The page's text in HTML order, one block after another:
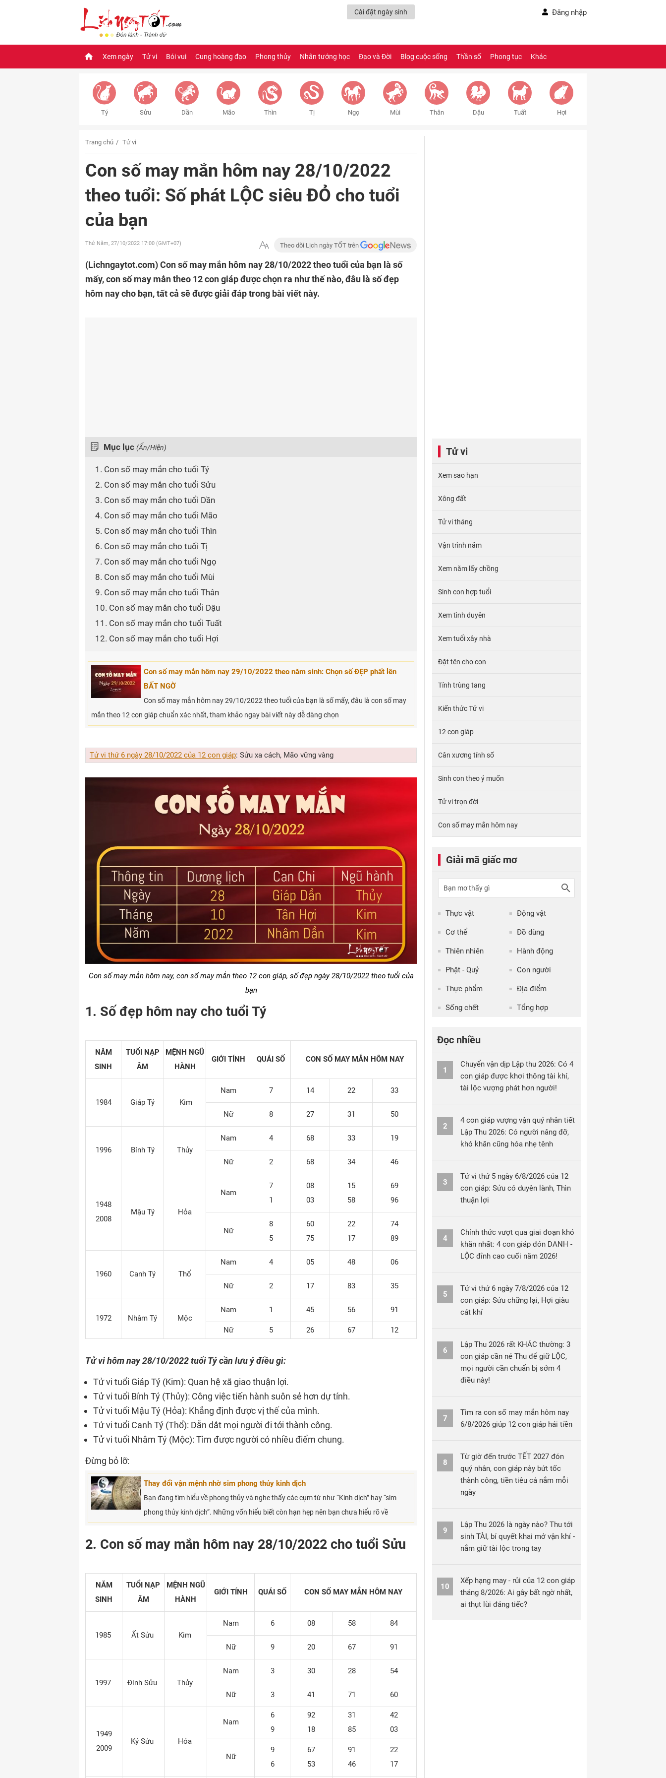
Cài đặt ngày sinh Đăng nhập
Xem ngày Tử vi Bói vui Cung hoàng đạo Phong thủy Nhân tướng học Đạo và Đời Blog cuộc sống Thần số Phong tục Khác
Tý Sửu Dần Mão Thìn Tị Ngọ Mùi Thân Dậu Tuất Hợi
Trang chủ Tử vi
Con số may mắn hôm nay 28/10/2022
theo tuổi: Số phát LỘC siêu ĐỎ cho tuổi
của bạn
Thứ Năm, 27/10/2022 17:00 (GMT+07) Theo dõi Lịch ngày TỐT trên
(Lichngaytot.com)Con số may mắn hôm nay 28/10/2022 theo tuổi của bạn là số
mấy, con số may mắn theo 12 con giáp được chọn ra như thế nào, đâu là số đẹp
hôm nay cho bạn, tất cả sẽ được giải đáp trong bài viết này.
Mục lục (Ẩn/Hiện)
1. Con số may mắn cho tuổi Tý
2. Con số may mắn cho tuổi Sửu
3. Con số may mắn cho tuổi Dần
4. Con số may mắn cho tuổi Mão
5. Con số may mắn cho tuổi Thìn
6. Con số may mắn cho tuổi Tị
7. Con số may mắn cho tuổi Ngọ
8. Con số may mắn cho tuổi Mùi
9. Con số may mắn cho tuổi Thân
10. Con số may mắn cho tuổi Dậu
11. Con số may mắn cho tuổi Tuất
12. Con số may mắn cho tuổi Hợi
Con số may mắn hôm nay 29/10/2022 theo năm sinh: Chọn số ĐẸP phất lên
BẤT NGỜ
Con số may mắn hôm nay 29/10/2022 theo tuổi của bạn là số mấy, đâu là con số may
mắn theo 12 con giáp chuẩn xác nhất, tham khảo ngay bài viết này dễ dàng chọn
Tử vi thứ 6 ngày 28/10/2022 của 12 con giáp: Sửu xa cách, Mão vững vàng
Con số may mắn hôm nay, con số may mắn theo 12 con giáp, số đẹp ngày 28/10/2022 theo tuổi của
bạn
1. Số đẹp hôm nay cho tuổi Tý
NĂM
SINH
TUỔI NẠP
ÂM
MỆNH NGŨ
HÀNH
GIỚI TÍNH QUÁI SỐ CON SỐ MAY MẮN HÔM NAY
1984 Giáp Tý Kim
Nam 7 14 22 33
Nữ 8 27 31 50
1996 Bính Tý Thủy
Nam 4 68 33 19
Nữ 2 68 34 46
1948
2008
Mậu Tý Hỏa
Nam
7
1
08
03
15
58
69
96
Nữ
8
5
60
75
22
17
74
89
1960 Canh Tý Thổ
Nam 4 05 48 06
Nữ 2 17 83 35
1972 Nhâm Tý Mộc
Nam 1 45 56 91
Nữ 5 26 67 12
Tử vi hôm nay 28/10/2022 tuổi Tý cần lưu ý điều gì:
Tử vi tuổi Giáp Tý (Kim): Quan hệ xã giao thuận lợi.
Tử vi tuổi Bính Tý (Thủy): Công việc tiến hành suôn sẻ hơn dự tính.
Tử vi tuổi Mậu Tý (Hỏa): Khẳng định được vị thế của mình.
Tử vi tuổi Canh Tý (Thổ): Dẫn dắt mọi người đi tới thành công.
Tử vi tuổi Nhâm Tý (Mộc): Tìm được người có nhiều điểm chung.
Đừng bỏ lỡ:
Thay đổi vận mệnh nhờ sim phong thủy kinh dịch
Bạn đang tìm hiểu về phong thủy và nghe thấy các cụm từ như “Kinh dịch” hay “sim
phong thủy kinh dịch”. Những vốn hiểu biết còn hạn hẹp nên bạn chưa hiểu rõ về
2. Con số may mắn hôm nay 28/10/2022 cho tuổi Sửu
NĂM
SINH
TUỔI NẠP
ÂM
MỆNH NGŨ
HÀNH
GIỚI TÍNH QUÁI SỐ CON SỐ MAY MẮN HÔM NAY
1985 Ất Sửu Kim
Nam 6 08 58 84
Nữ 9 20 67 91
1997 Đinh Sửu Thủy
Nam 3 30 28 54
Nữ 3 41 71 60
1949
2009
Kỷ Sửu Hỏa
Nam
6
9
92
18
31
85
42
03
Nữ
9
6
67
53
91
46
22
17
Tử vi
Xem sao hạn
Xông đất
Tử vi tháng
Vận trình năm
Xem năm lấy chồng
Sinh con hợp tuổi
Xem tình duyên
Xem tuổi xây nhà
Đặt tên cho con
Tính trùng tang
Kiến thức Tử vi
12 con giáp
Cân xương tính số
Sinh con theo ý muốn
Tử vi trọn đời
Con số may mắn hôm nay
Giải mã giấc mơ
Thực vật Động vật
Cơ thể Đồ dùng
Thiên nhiên Hành động
Phật - Quỷ Con người
Thực phẩm Địa điểm
Sống chết Tổng hợp
Đọc nhiều
1
Chuyển vận dịp Lập thu 2026: Có 4
con giáp được khơi thông tài khí,
tài lộc vượng phát hơn người!
2
4 con giáp vượng vận quý nhân tiết
Lập Thu 2026: Có người nâng đỡ,
khó khăn cũng hóa nhẹ tênh
3
Tử vi thứ 5 ngày 6/8/2026 của 12
con giáp: Sửu có duyên lành, Thìn
thuận lợi
4
Chính thức vượt qua giai đoạn khó
khăn nhất: 4 con giáp đón DANH -
LỘC đỉnh cao cuối năm 2026!
5
Tử vi thứ 6 ngày 7/8/2026 của 12
con giáp: Sửu chững lại, Hợi giàu
cát khí
6
Lập Thu 2026 rất KHÁC thường: 3
con giáp cần né Thu để giữ LỘC,
mọi người cần chuẩn bị sớm 4
điều này!
7
Tìm ra con số may mắn hôm nay
6/8/2026 giúp 12 con giáp hái tiền
8
Từ giờ đến trước TẾT 2027 đón
quý nhân, con giáp này bứt tốc
thành công, tiền tiêu cả nắm mỗi
ngày
9
Lập Thu 2026 là ngày nào? Thu tới
sinh TÀI, bí quyết khai mở vận khí -
nắm giữ tài lộc trong tay
10
Xếp hạng may - rủi của 12 con giáp
tháng 8/2026: Ai gây bất ngờ nhất,
ai thụt lùi đáng tiếc?